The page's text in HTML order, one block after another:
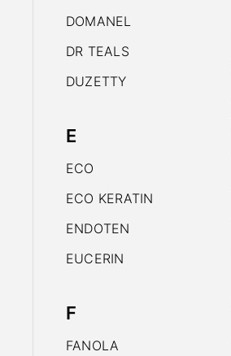
DOMANEL
DR TEALS
DUZETTY
E
ECO
ECO KERATIN
ENDOTEN
EUCERIN
F
FANOLA